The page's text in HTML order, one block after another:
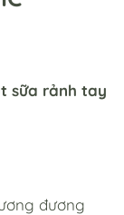
sữa rảnh tay
đương